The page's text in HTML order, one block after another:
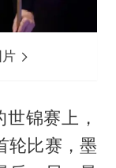
锦赛上，
轮比赛，墨